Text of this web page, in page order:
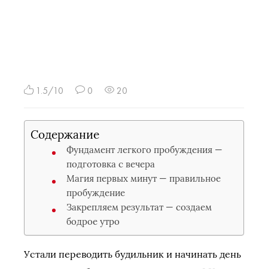
1.5/10 0 20
Содержание
Фундамент легкого пробуждения —
подготовка с вечера
Магия первых минут — правильное
пробуждение
Закрепляем результат — создаем
бодрое утро
Устали переводить будильник и начинать день